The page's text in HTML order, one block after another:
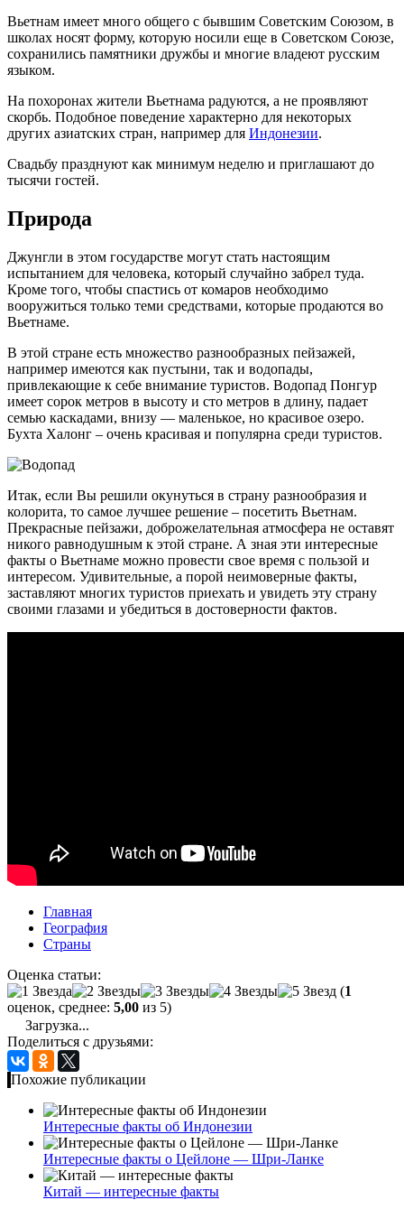
Вьетнам имеет много общего с бывшим Советским Союзом, в
школах носят форму, которую носили еще в Советском Союзе,
сохранились памятники дружбы и многие владеют русским
языком.
На похоронах жители Вьетнама радуются, а не проявляют
скорбь. Подобное поведение характерно для некоторых
других азиатских стран, например для Индонезии.
Свадьбу празднуют как минимум неделю и приглашают до
тысячи гостей.
Природа
Джунгли в этом государстве могут стать настоящим
испытанием для человека, который случайно забрел туда.
Кроме того, чтобы спастись от комаров необходимо
вооружиться только теми средствами, которые продаются во
Вьетнаме.
В этой стране есть множество разнообразных пейзажей,
например имеются как пустыни, так и водопады,
привлекающие к себе внимание туристов. Водопад Понгур
имеет сорок метров в высоту и сто метров в длину, падает
семью каскадами, внизу — маленькое, но красивое озеро.
Бухта Халонг – очень красивая и популярна среди туристов.
Итак, если Вы решили окунуться в страну разнообразия и
колорита, то самое лучшее решение – посетить Вьетнам.
Прекрасные пейзажи, доброжелательная атмосфера не оставят
никого равнодушным к этой стране. А зная эти интересные
факты о Вьетнаме можно провести свое время с пользой и
интересом. Удивительные, а порой неимоверные факты,
заставляют многих туристов приехать и увидеть эту страну
своими глазами и убедиться в достоверности фактов.
Главная
География
Страны
Оценка статьи:
(1
оценок, среднее: 5,00 из 5)
Загрузка...
Поделиться с друзьями:
Похожие публикации
Интересные факты об Индонезии
Интересные факты о Цейлоне — Шри-Ланке
Китай — интересные факты